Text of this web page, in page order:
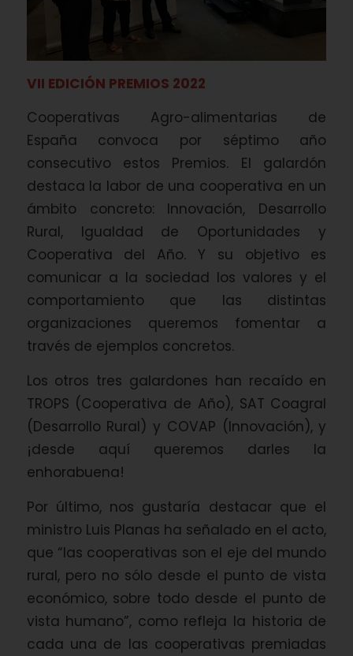
VII EDICIÓN PREMIOS 2022
Cooperativas Agro-alimentarias de
España convoca por séptimo año
consecutivo estos Premios. El galardón
destaca la labor de una cooperativa en un
ámbito concreto: Innovación, Desarrollo
Rural, Igualdad de Oportunidades y
Cooperativa del Año. Y su objetivo es
comunicar a la sociedad los valores y el
comportamiento que las distintas
organizaciones queremos fomentar a
través de ejemplos concretos.
Los otros tres galardones han recaído en
TROPS (Cooperativa de Año), SAT Coagral
(Desarrollo Rural) y COVAP (Innovación), y
¡desde aquí queremos darles la
enhorabuena!
Por último, nos gustaría destacar que el
ministro Luis Planas ha señalado en el acto,
que “las cooperativas son el eje del mundo
rural, pero no sólo desde el punto de vista
económico, sobre todo desde el punto de
vista humano”, como refleja la historia de
cada una de las cooperativas premiadas